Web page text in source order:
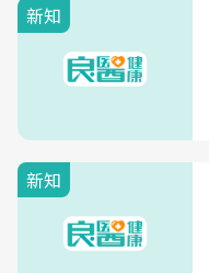
新知
新知